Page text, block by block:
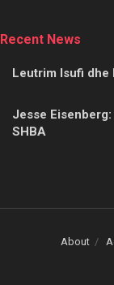
Recent News
Leutrim Isufi dhe
Jesse
SHBA
About